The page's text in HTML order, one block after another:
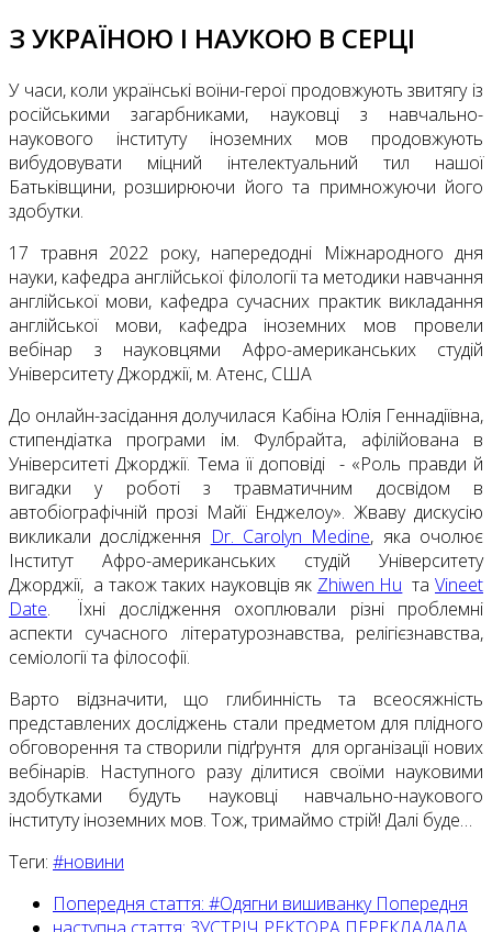
З УКРАЇНОЮ І НАУКОЮ В СЕРЦІ
У часи, коли українські воїни-герої продовжують звитягу із
російськими загарбниками, науковці з навчально-
наукового інституту іноземних мов продовжують
вибудовувати міцний інтелектуальний тил нашої
Батьківщини, розширюючи його та примножуючи його
здобутки.
17 травня 2022 року, напередодні Міжнародного дня
науки, кафедра англійської філології та методики навчання
англійської мови, кафедра сучасних практик викладання
англійської мови, кафедра іноземних мов провели
вебінар з науковцями Афро-американських студій
Університету Джорджії, м. Атенс, США
До онлайн-засідання долучилася Кабіна Юлія Геннадіївна,
стипендіатка програми ім. Фулбрайта, афілійована в
Університеті Джорджії. Тема її доповіді - «Роль правди й
вигадки у роботі з травматичним досвідом в
автобіографічній прозі Майї Енджелоу». Жваву дискусію
викликали дослідження Dr. Carolyn Medine, яка очолює
Інститут Афро-американських студій Університету
Джорджії, а також таких науковців як Zhiwen Hu таVineet
Date. Їхні дослідження охоплювали різні проблемні
аспекти сучасного літературознавства, релігієзнавства,
семіології та філософії.
Варто відзначити, що глибинність та всеосяжність
представлених досліджень стали предметом для плідного
обговорення та створили підґрунтя для організації нових
вебінарів. Наступного разу ділитися своїми науковими
здобутками будуть науковці навчально-наукового
інституту іноземних мов. Тож, тримаймо стрій! Далі буде…
Теги: #новини
Попередня стаття: #Одягни вишиванку Попередня